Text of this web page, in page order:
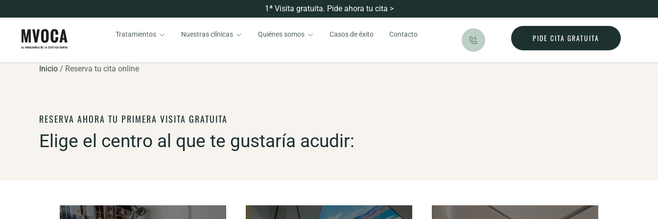
1ª Visita gratuita. Pide ahora tu cita >
Tratamientos Nuestras clínicas Quiénes somos Casos de éxito Contacto PIDE CITA GRATUITA
Inicio / Reserva tu cita online
RESERVA AHORA TU PRIMERA VISITA GRATUITA
Elige el centro al que te gustaría acudir: